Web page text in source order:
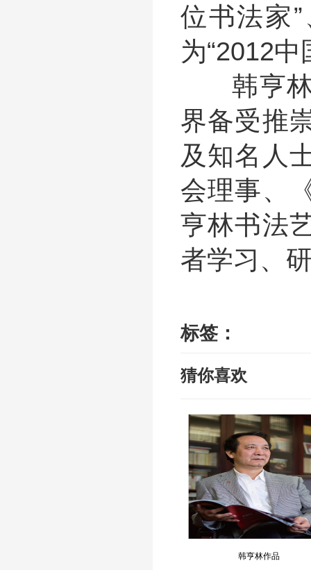
位书法家
为“2012
韩亨林
界备受推
及知名人
会理事、
亨林书法
者学习、
标签：
猜你喜欢
韩亨林作品